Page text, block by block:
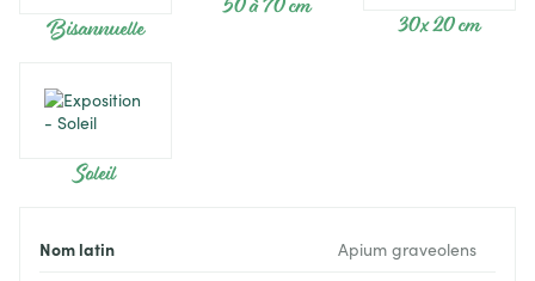
Bisannuelle 30 x 20 cm
Soleil
Nom latin Apium graveolens